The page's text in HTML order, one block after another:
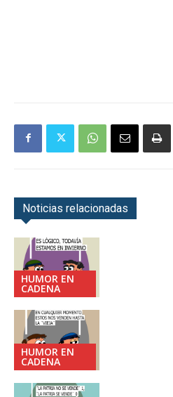
Noticias relacionadas
HUMOR EN
CADENA
HUMOR EN
CADENA